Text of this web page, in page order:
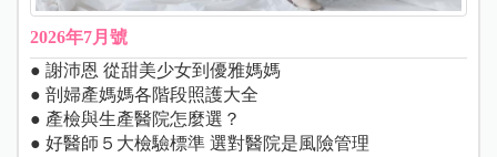
2026年7月號
● 謝沛恩 從甜美少女到優雅媽媽
● 剖婦產媽媽各階段照護大全
● 產檢與生產醫院怎麼選？
● 好醫師５大檢驗標準 選對醫院是風險管理